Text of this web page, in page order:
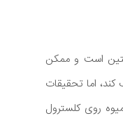
است و ممکن
اما تحقیقات
روی کلسترول